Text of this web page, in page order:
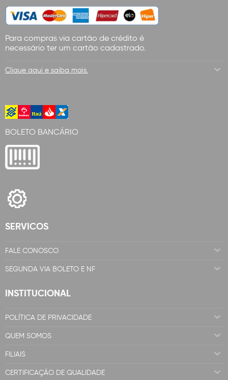
Para compras via cartão de crédito é
necessário ter um cartão cadastrado.
Clique aqui e saiba mais.
BOLETO BANCÁRIO
SERVICOS
FALE CONOSCO
SEGUNDA VIA BOLETO E NF
INSTITUCIONAL
POLÍTICA DE PRIVACIDADE
QUEM SOMOS
FILIAIS
CERTIFICAÇÃO DE QUALIDADE